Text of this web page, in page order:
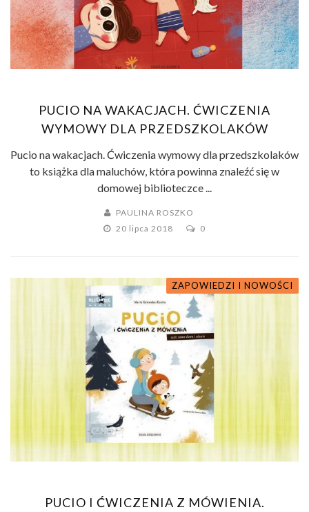
PUCIO NA WAKACJACH. ĆWICZENIA
WYMOWY DLA PRZEDSZKOLAKÓW
Pucio na wakacjach. Ćwiczenia wymowy dla przedszkolaków
to książka dla maluchów, która powinna znaleźć się w
domowej biblioteczce ...
PAULINA ROSZKO
20 lipca 2018
0
ZAPOWIEDZI I NOWOŚCI
PUCIO I ĆWICZENIA Z MÓWIENIA.